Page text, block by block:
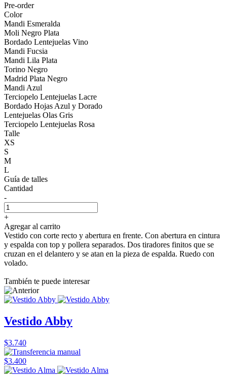
Pre-order
Color
Mandi Esmeralda
Moli Negro Plata
Bordado Lentejuelas Vino
Mandi Fucsia
Mandi Lila Plata
Torino Negro
Madrid Plata Negro
Mandi Azul
Terciopelo Lentejuelas Lacre
Bordado Hojas Azul y Dorado
Lentejuelas Olas Gris
Terciopelo Lentejuelas Rosa
Talle
XS
S
M
L
Guía de talles
Cantidad
-
+
Agregar al carrito
Vestido con corte recto y abertura en frente. Con abertura en cintura
y espalda con top y pollera separados. Dos tiradores finitos que se
cruzan en el delantero y se atan en la pieza de espalda. Ruedo con
volado.
También te puede interesar
Vestido Abby
$3.740
$3.400